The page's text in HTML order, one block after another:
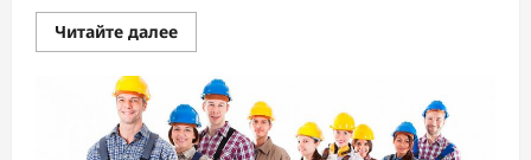
Читайте далееПрочитать
больше
чем
обвиняют
Тимура
Турлова?